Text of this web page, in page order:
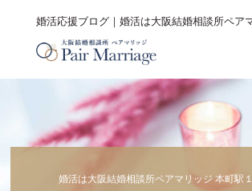
婚活応援ブログ｜婚活は大阪結婚相談所ペア
婚活は大阪結婚相談所ペアマリッジ 本町駅１